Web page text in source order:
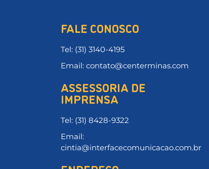
FALE CONOSCO
Tel: (31) 3140-4195
Email: contato@centerminas.com
ASSESSORIA DE
IMPRENSA
Tel: (31) 8428-9322
Email:
cintia@interfacecomunicacao.com.br